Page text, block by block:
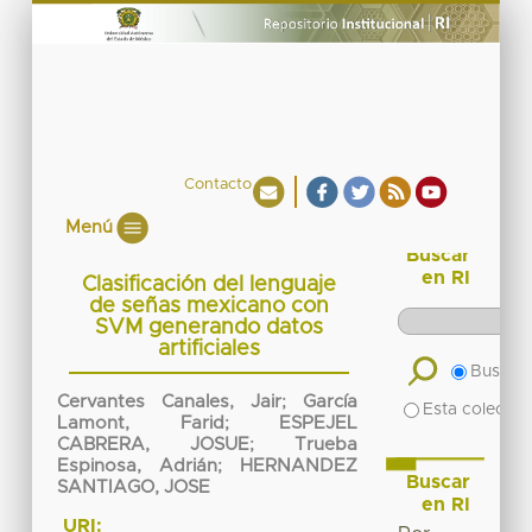
Contacto
Menú
Clasificación del lenguaje
de señas mexicano con
SVM generando datos
artificiales
Cervantes Canales, Jair; García
Lamont, Farid ;
ESPEJEL
CABRERA, JOSUE;
Trueba
Espinosa, Adrián;
HERNANDEZ
SANTIAGO, JOSE
URI:
Buscar
en RI
Buscar
Esta
Buscar
en RI